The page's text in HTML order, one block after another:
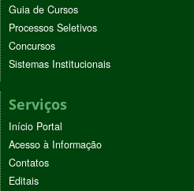
Guia de Cursos
Processos Seletivos
Concursos
Sistemas Institucionais
Serviços
Início Portal
Acesso à Informação
Contatos
Editais